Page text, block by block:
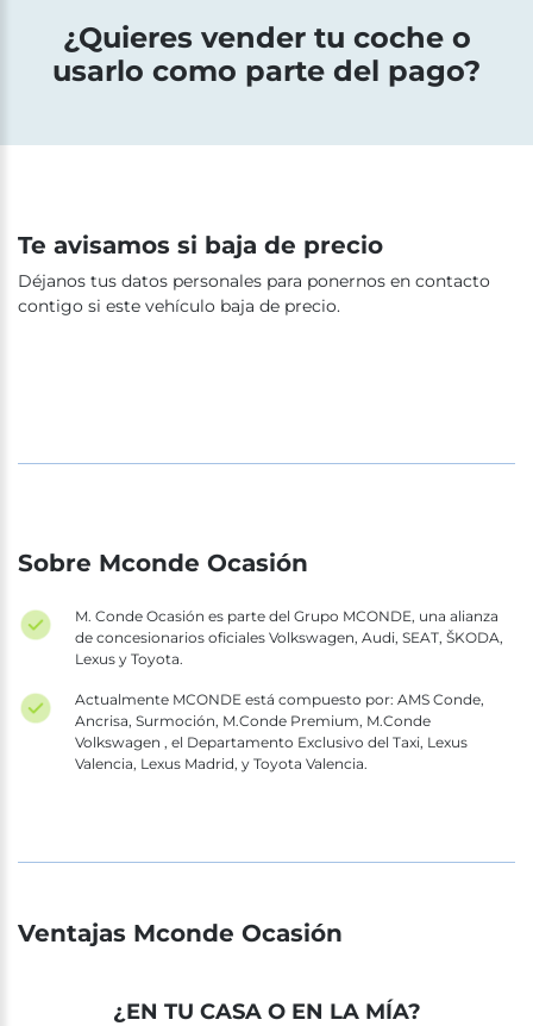
¿Quieres vender tu coche o
usarlo como parte del pago?
Te avisamos si baja de precio
Déjanos tus datos personales para ponernos en contacto
contigo si este vehículo baja de precio.
Sobre Mconde Ocasión
M. Conde Ocasión es parte del Grupo MCONDE, una alianza
de concesionarios oficiales Volkswagen, Audi, SEAT, ŠKODA,
Lexus y Toyota.
Actualmente MCONDE está compuesto por: AMS Conde,
Ancrisa, Surmoción, M.Conde Premium, M.Conde
Volkswagen , el Departamento Exclusivo del Taxi, Lexus
Valencia, Lexus Madrid, y Toyota Valencia.
Ventajas Mconde Ocasión
¿EN TU CASA O EN LA MÍA?